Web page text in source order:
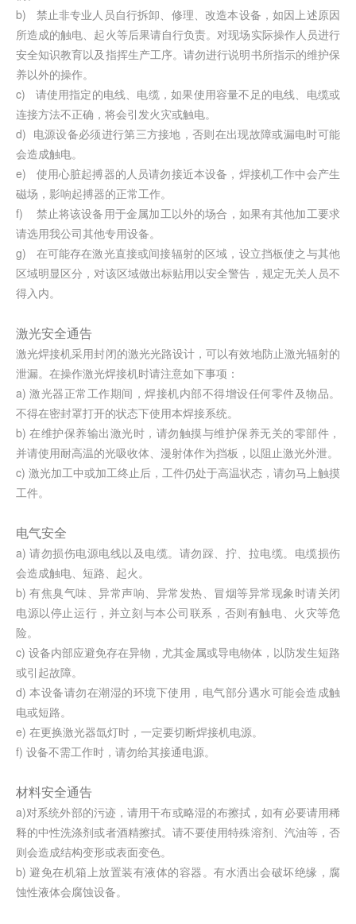
b) 禁止非专业人员自行拆卸、修理、改造本设备，如因上述原因
所造成的触电、起火等后果请自行负责。对现场实际操作人员进行
安全知识教育以及指挥生产工序。请勿进行说明书所指示的维护保
养以外的操作。
c) 请使用指定的电线、电缆，如果使用容量不足的电线、电缆或
连接方法不正确，将会引发火灾或触电。
d) 电源设备必须进行第三方接地，否则在出现故障或漏电时可能
会造成触电。
e) 使用心脏起搏器的人员请勿接近本设备，焊接机工作中会产生
磁场，影响起搏器的正常工作。
f) 禁止将该设备用于金属加工以外的场合，如果有其他加工要求
请选用我公司其他专用设备。
g) 在可能存在激光直接或间接辐射的区域，设立挡板使之与其他
区域明显区分，对该区域做出标贴用以安全警告，规定无关人员不
得入内。
激光安全通告
激光焊接机采用封闭的激光光路设计，可以有效地防止激光辐射的
泄漏。在操作激光焊接机时请注意如下事项：
a) 激光器正常工作期间，焊接机内部不得增设任何零件及物品。
不得在密封罩打开的状态下使用本焊接系统。
b) 在维护保养输出激光时，请勿触摸与维护保养无关的零部件，
并请使用耐高温的光吸收体、漫射体作为挡板，以阻止激光外泄。
c) 激光加工中或加工终止后，工件仍处于高温状态，请勿马上触摸
工件。
电气安全
a) 请勿损伤电源电线以及电缆。请勿踩、拧、拉电缆。电缆损伤
会造成触电、短路、起火。
b) 有焦臭气味、异常声响、异常发热、冒烟等异常现象时请关闭
电源以停止运行，并立刻与本公司联系，否则有触电、火灾等危
险。
c) 设备内部应避免存在异物，尤其金属或导电物体，以防发生短路
或引起故障。
d) 本设备请勿在潮湿的环境下使用，电气部分遇水可能会造成触
电或短路。
e) 在更换激光器氙灯时，一定要切断焊接机电源。
f) 设备不需工作时，请勿给其接通电源。
材料安全通告
a)对系统外部的污迹，请用干布或略湿的布擦拭，如有必要请用稀
释的中性洗涤剂或者酒精擦拭。请不要使用特殊溶剂、汽油等，否
则会造成结构变形或表面变色。
b) 避免在机箱上放置装有液体的容器。有水洒出会破坏绝缘，腐
蚀性液体会腐蚀设备。